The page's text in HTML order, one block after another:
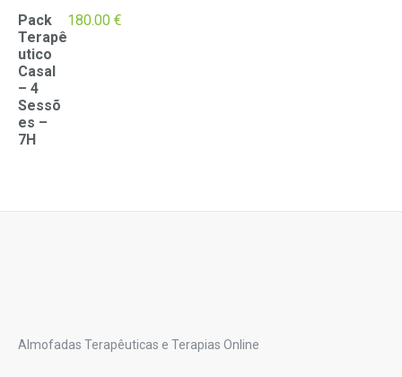
Pack
Terapê
utico
Casal
– 4
Sessõ
es –
7H
180.00 €
Almofadas Terapêuticas e Terapias Online